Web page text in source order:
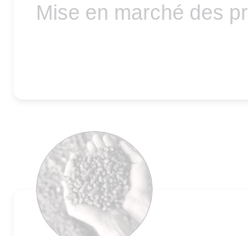
Mise en marché des